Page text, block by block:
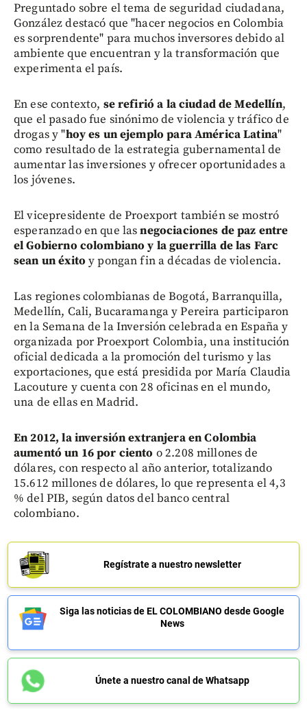
Preguntado sobre el tema de seguridad ciudadana,
González destacó que "hacer negocios en Colombia
es sorprendente" para muchos inversores debido al
ambiente que encuentran y la transformación que
experimenta el país.
En ese contexto, se refirió a la ciudad de Medellín,
que el pasado fue sinónimo de violencia y tráfico de
drogas y "hoy es un ejemplo para América Latina"
como resultado de la estrategia gubernamental de
aumentar las inversiones y ofrecer oportunidades a
los jóvenes.
El vicepresidente de Proexport también se mostró
esperanzado en que lasnegociaciones de paz entre
el Gobierno colombiano y la guerrilla de las Farc
sean un éxito y pongan fin a décadas de violencia.
Las regiones colombianas de Bogotá, Barranquilla,
Medellín, Cali, Bucaramanga y Pereira participaron
en la Semana de la Inversión celebrada en España y
organizada por Proexport Colombia, una institución
oficial dedicada a la promoción del turismo y las
exportaciones, que está presidida por María Claudia
Lacouture y cuenta con 28 oficinas en el mundo,
una de ellas en Madrid.
En 2012, la inversión extranjera en Colombia
aumentó un 16 por ciento o 2.208 millones de
dólares, con respecto al año anterior, totalizando
15.612 millones de dólares, lo que representa el 4,3
% del PIB, según datos del banco central
colombiano.
Regístrate a nuestro newsletter
Siga las noticias de EL COLOMBIANO desde Google
News
Únete a nuestro canal de Whatsapp